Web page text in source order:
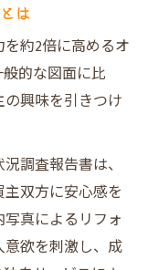
却術
果を比較
レミアム不動
介活用法
公開
は
約2倍に高めるオ
的な図面に比
興味を引きつけ
調査報告書は、
双方に安心感を
真によるリフォ
欲を刺激し、成